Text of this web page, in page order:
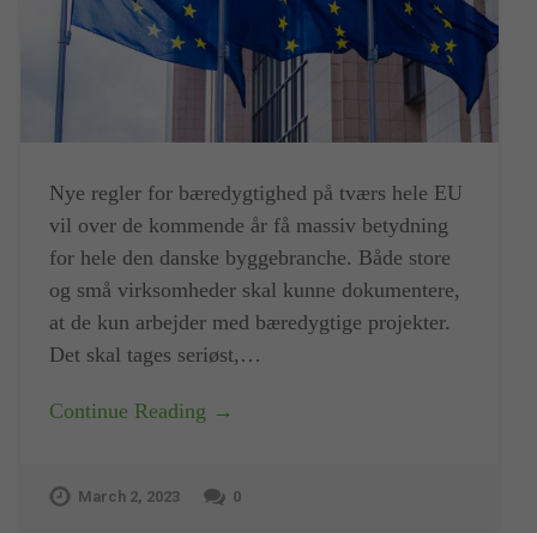
Nye regler for bæredygtighed på tværs hele EU
vil over de kommende år få massiv betydning
for hele den danske byggebranche. Både store
og små virksomheder skal kunne dokumentere,
at de kun arbejder med bæredygtige projekter.
Det skal tages seriøst,…
Continue Reading →
March 2, 2023 0